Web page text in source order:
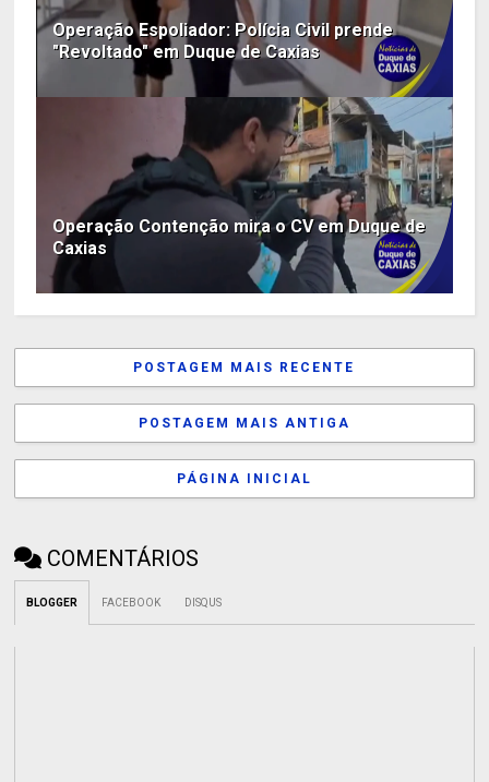
Operação Espoliador: Polícia Civil prende
"Revoltado" em Duque de Caxias
Operação Contenção mira o CV em Duque de
Caxias
POSTAGEM MAIS RECENTE
POSTAGEM MAIS ANTIGA
PÁGINA INICIAL
COMENTÁRIOS
BLOGGER FACEBOOK DISQUS